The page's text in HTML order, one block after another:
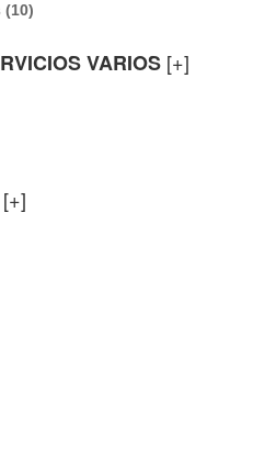
(10)
VARIOS [+]
[+]